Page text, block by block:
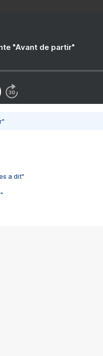
"Avant de partir"
a dit"